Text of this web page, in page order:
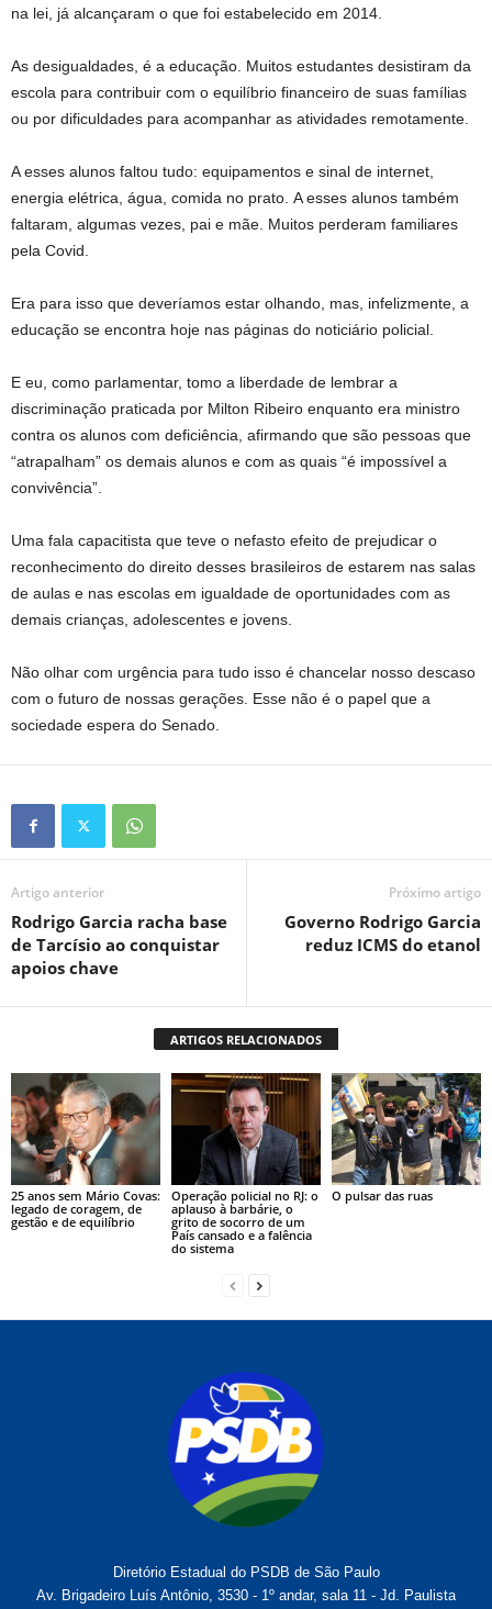
na lei, já alcançaram o que foi estabelecido em 2014.
As desigualdades, é a educação. Muitos estudantes desistiram da
escola para contribuir com o equilíbrio financeiro de suas famílias
ou por dificuldades para acompanhar as atividades remotamente.
A esses alunos faltou tudo: equipamentos e sinal de internet,
energia elétrica, água, comida no prato. A esses alunos também
faltaram, algumas vezes, pai e mãe. Muitos perderam familiares
pela Covid.
Era para isso que deveríamos estar olhando, mas, infelizmente, a
educação se encontra hoje nas páginas do noticiário policial.
E eu, como parlamentar, tomo a liberdade de lembrar a
discriminação praticada por Milton Ribeiro enquanto era ministro
contra os alunos com deficiência, afirmando que são pessoas que
“atrapalham” os demais alunos e com as quais “é impossível a
convivência”.
Uma fala capacitista que teve o nefasto efeito de prejudicar o
reconhecimento do direito desses brasileiros de estarem nas salas
de aulas e nas escolas em igualdade de oportunidades com as
demais crianças, adolescentes e jovens.
Não olhar com urgência para tudo isso é chancelar nosso descaso
com o futuro de nossas gerações. Esse não é o papel que a
sociedade espera do Senado.
Artigo anterior
Rodrigo Garcia racha base
de Tarcísio ao conquistar
apoios chave
Próximo artigo
Governo Rodrigo Garcia
reduz ICMS do etanol
ARTIGOS RELACIONADOS
25 anos sem Mário Covas:
legado de coragem, de
gestão e de equilíbrio
Operação policial no RJ: o
aplauso à barbárie, o
grito de socorro de um
País cansado e a falência
do sistema
O pulsar das ruas
Diretório Estadual do PSDB de São Paulo
Av. Brigadeiro Luís Antônio, 3530 - 1º andar, sala 11 - Jd. Paulista